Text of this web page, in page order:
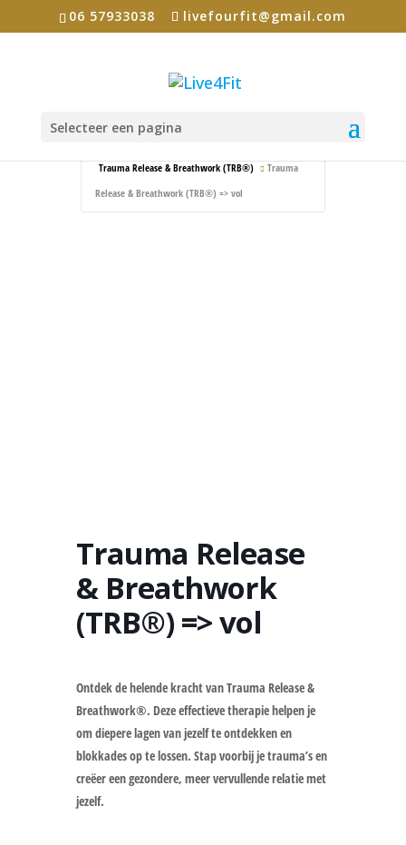
06 57933038 livefourfit@gmail.com
Selecteer een pagina
Trauma Release & Breathwork (TRB®)
Trauma
Release & Breathwork (TRB®) => vol
Trauma Release
& Breathwork
(TRB®) => vol
Ontdek de helende kracht van Trauma Release &
Breathwork®. Deze effectieve therapie helpen je
om diepere lagen van jezelf te ontdekken en
blokkades op te lossen. Stap voorbij je trauma’s en
creëer een gezondere, meer vervullende relatie met
jezelf.